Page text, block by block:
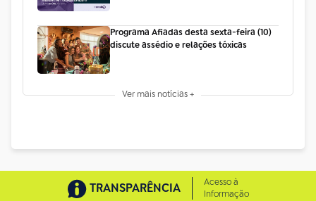
Programa Afiadas desta sexta-feira (10)
discute assédio e relações tóxicas
Ver mais notícias +
TRANSPARÊNCIA
Acesso à
Informação